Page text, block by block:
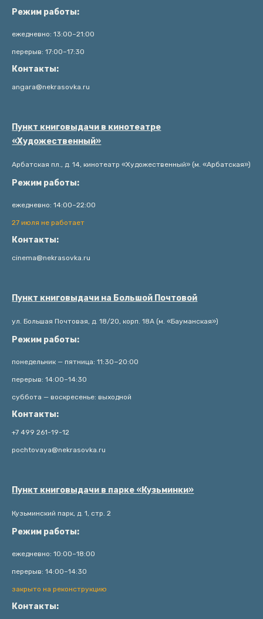
Режим работы:
ежедневно: 13:00–21:00
перерыв: 17:00–17:30
Контакты:
angara@nekrasovka.ru
Пункт книговыдачи в кинотеатре
«Художественный»
Арбатская пл., д. 14, кинотеатр «Художественный» (м. «Арбатская»)
Режим работы:
ежедневно: 14:00–22:00
27 июля не работает
Контакты:
cinema@nekrasovka.ru
Пункт книговыдачи на Большой Почтовой
ул. Большая Почтовая, д. 18/20, корп. 18А (м. «Бауманская»)
Режим работы:
понедельник — пятница: 11:30−20:00
перерыв: 14:00–14:30
суббота — воскресенье: выходной
Контакты:
+7 499 261-19-12
pochtovaya@nekrasovka.ru
Пункт книговыдачи в парке «Кузьминки»
Кузьминский парк, д. 1, стр. 2
Режим работы:
ежедневно: 10:00–18:00
перерыв: 14:00–14:30
закрыто на реконструкцию
Контакты: